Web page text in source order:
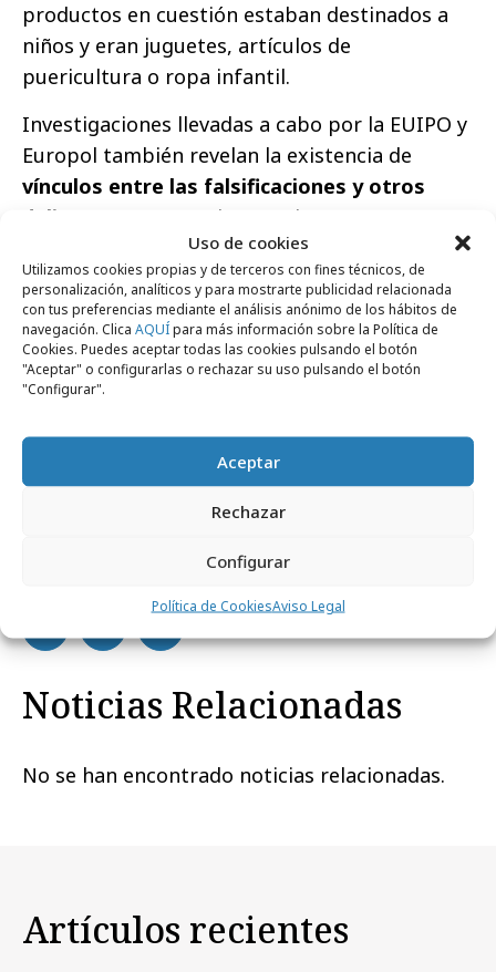
Uso de cookies
Utilizamos cookies propias y de terceros con fines técnicos, de
personalización, analíticos y para mostrarte publicidad relacionada
con tus preferencias mediante el análisis anónimo de los hábitos de
navegación. Clica AQUÍpara más información sobre la Política de
Cookies. Puedes aceptar todas las cookies pulsando el botón
"Aceptar" o configurarlas o rechazar su uso pulsando el botón
"Configurar".
Aceptar
Rechazar
Configurar
Política de CookiesAviso Legal
productos en cuestión estaban destinados a
niños y eran juguetes, artículos de
puericultura o ropa infantil.
Investigaciones llevadas a cabo por la EUIPO y
Europol también revelan la existencia de
vínculos entre las falsificaciones y otros
delitos graves
. Desde 2016, los
responsables de velar por el cumplimiento de
la ley han llevado a cabo, en toda la UE, 29
operaciones importantes de lucha contra la
falsificación y la piratería, dirigidas a bandas
organizadas que también participaron en
otros delitos graves, entre ellos, el tráfico de
drogas y el blanqueo de capitales.
Noticias Relacionadas
No se han encontrado noticias relacionadas.
Artículos recientes